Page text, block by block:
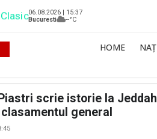
06.08.2026 | 15:37
Bucuresti
--°C
HOME
scrie istorie la
clasamentul general